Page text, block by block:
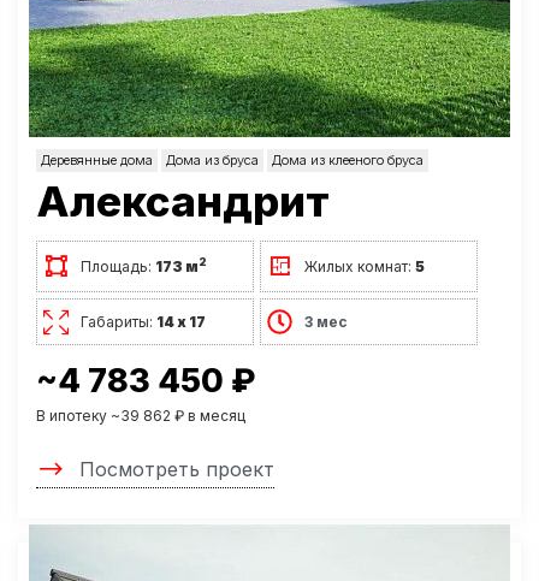
Деревянные дома Дома из бруса Дома из клееного бруса
Александрит
Площадь: 173 м2 Жилых комнат:5
Габариты: 14 х 17 3 мес
~4 783 450 ₽
В ипотеку ~39 862 ₽ в месяц
Посмотреть проект